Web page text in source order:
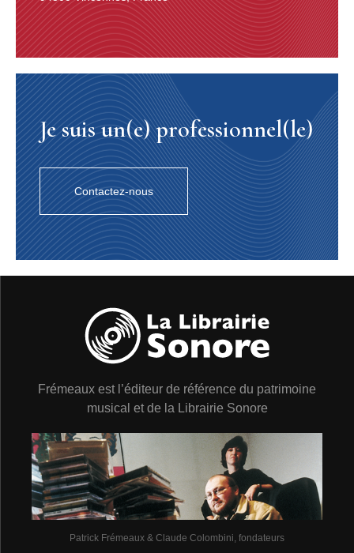
Je suis un(e) professionnel(le)
Contactez-nous
Frémeaux est l’éditeur de référence du patrimoine
musical et de la Librairie Sonore
Patrick Frémeaux & Claude Colombini, fondateurs